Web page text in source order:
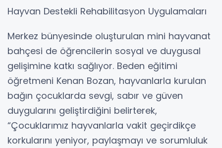
Hayvan Destekli Rehabilitasyon Uygulamaları
Merkez bünyesinde oluşturulan mini hayvanat
bahçesi de öğrencilerin sosyal ve duygusal
gelişimine katkı sağlıyor. Beden eğitimi
öğretmeni Kenan Bozan, hayvanlarla kurulan
bağın çocuklarda sevgi, sabır ve güven
duygularını geliştirdiğini belirterek,
“Çocuklarımız hayvanlarla vakit geçirdikçe
korkularını yeniyor, paylaşmayı ve sorumluluk